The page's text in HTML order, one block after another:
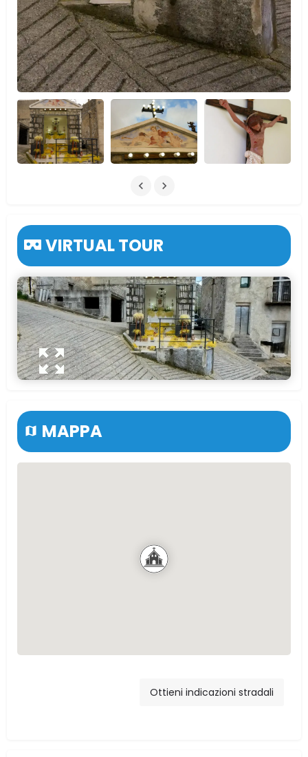
VIRTUAL TOUR
MAPPA
Ottieni indicazioni stradali